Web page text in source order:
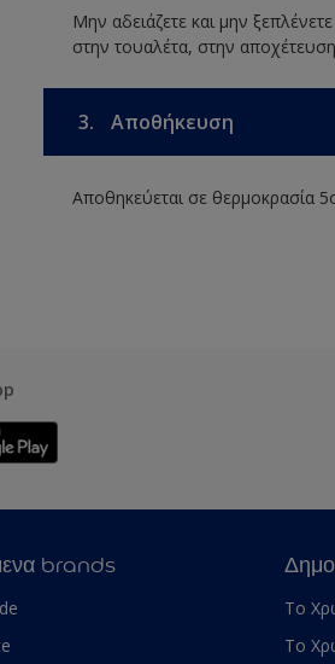
Μην αδειάζετε και μην
στην τουαλέτα, στην
3. Αποθήκευση
Αποθηκεύεται σε θερμοκρασία
brands
Το
Το